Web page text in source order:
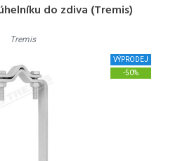
do zdiva (Tremis)
Tremis
VÝPRODEJ
-50%